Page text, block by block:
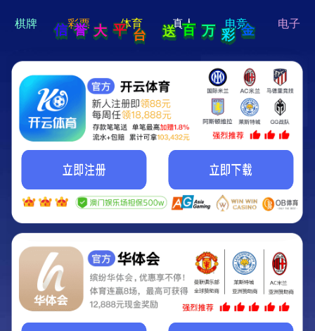
hi 💗
Hey Guys!
我们即将上线啦...